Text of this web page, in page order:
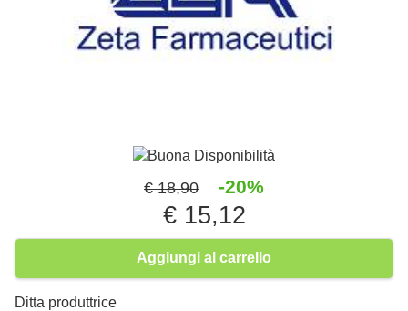
Buona Disponibilità
€ 18,90 -20%
€ 15,12
Aggiungi al carrello
Ditta produttrice